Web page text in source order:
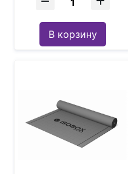
В корзину